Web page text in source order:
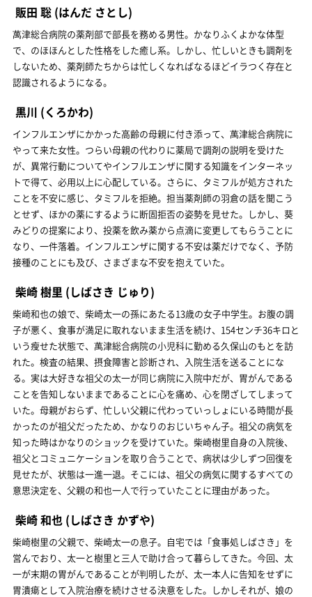
販田 聡 (はんだ さとし)
萬津総合病院の薬剤部で部長を務める男性。かなりふくよかな体型
で、のほほんとした性格をした癒し系。しかし、忙しいときも調剤を
しないため、薬剤師たちからは忙しくなればなるほどイラつく存在と
認識されるようになる。
黒川 (くろかわ)
インフルエンザにかかった高齢の母親に付き添って、萬津総合病院に
やって来た女性。つらい母親の代わりに薬局で調剤の説明を受けた
が、異常行動についてやインフルエンザに関する知識をインターネッ
トで得て、必用以上に心配している。さらに、タミフルが処方された
ことを不安に感じ、タミフルを拒絶。担当薬剤師の羽倉の話を聞こう
とせず、ほかの薬にするように断固拒否の姿勢を見せた。しかし、葵
みどりの提案により、投薬を飲み薬から点滴に変更してもらうことに
なり、一件落着。インフルエンザに関する不安は薬だけでなく、予防
接種のことにも及び、さまざまな不安を抱えていた。
柴崎 樹里 (しばさき じゅり)
柴崎和也の娘で、柴崎太一の孫にあたる13歳の女子中学生。お腹の調
子が悪く、食事が満足に取れないまま生活を続け、154センチ36キロと
いう瘦せた状態で、萬津総合病院の小児科に勤める久保山のもとを訪
れた。検査の結果、摂食障害と診断され、入院生活を送ることにな
る。実は大好きな祖父の太一が同じ病院に入院中だが、胃がんである
ことを告知しないままであることに心を痛め、心を閉ざしてしまって
いた。母親がおらず、忙しい父親に代わっていっしょにいる時間が長
かったのが祖父だったため、かなりのおじいちゃん子。祖父の病気を
知った時はかなりのショックを受けていた。柴崎樹里自身の入院後、
祖父とコミュニケーションを取り合うことで、病状は少しずつ回復を
見せたが、状態は一進一退。そこには、祖父の病気に関するすべての
意思決定を、父親の和也一人で行っていたことに理由があった。
柴崎 和也 (しばさき かずや)
柴崎樹里の父親で、柴崎太一の息子。自宅では「食事処しばさき」を
営んでおり、太一と樹里と三人で助け合って暮らしてきた。今回、太
一が末期の胃がんであることが判明したが、太一本人に告知をせずに
胃潰瘍として入院治療を続けさせる決意をした。しかしそれが、娘の